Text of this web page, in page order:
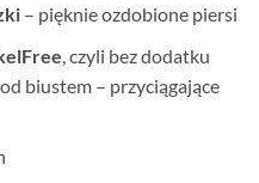
– pięknie ozdobione piersi
, czyli bez dodatku
biustem – przyciągające